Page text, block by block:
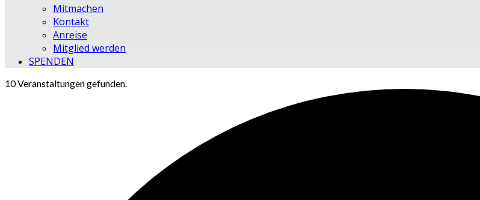
Mitmachen
Kontakt
Anreise
Mitglied werden
SPENDEN
10 Veranstaltungen gefunden.